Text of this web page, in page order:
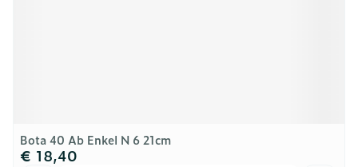
Bota 40 Ab Enkel N 6 21cm
€ 18,40